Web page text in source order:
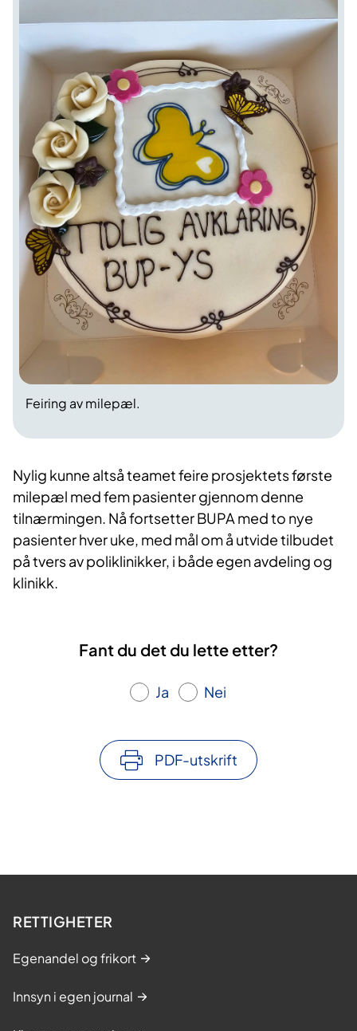
Feiring av milepæl.
Nylig kunne altså teamet feire prosjektets første
milepæl med fem pasienter gjennom denne
tilnærmingen. Nå fortsetter BUPA med to nye
pasienter hver uke, med mål om å utvide tilbudet
på tvers av poliklinikker, i både egen avdeling og
klinikk.
Fant du det du lette etter?
Ja Nei
PDF-utskrift
RETTIGHETER
Egenandel og frikort
Innsyn i egen journal